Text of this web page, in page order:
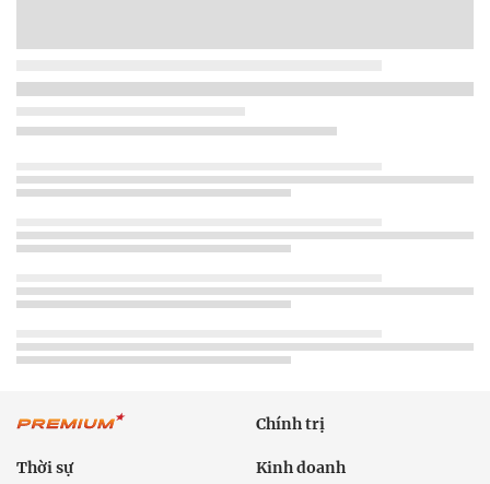
Chính trị
Thời sự Kinh doanh